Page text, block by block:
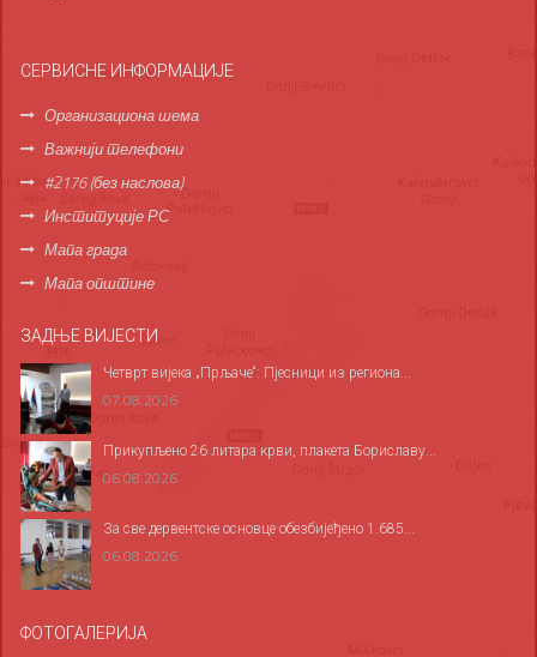
СЕРВИСНЕ ИНФОРМАЦИЈЕ
Организациона шема
Важнији телефони
#2176 (без наслова)
Институције РС
Мапа града
Мапа општине
ЗАДЊЕ ВИЈЕСТИ
Четврт вијека „Прљаче“: Пјесници из региона...
07.08.2026
Прикупљено 26 литара крви, плакета Бориславу...
06.08.2026
За све дервентске основце обезбијеђено 1.685...
06.08.2026
ФОТОГАЛЕРИЈА